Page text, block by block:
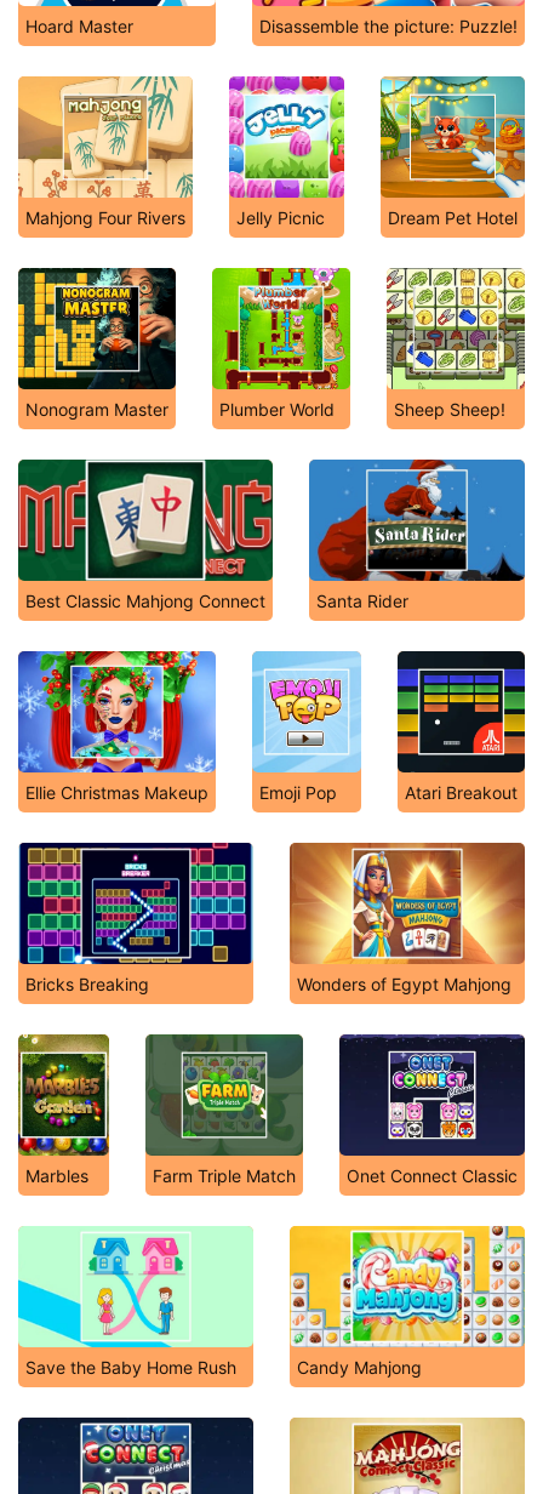
Hoard Master Disassemble the picture: Puzzle!
Mahjong Four Rivers Jelly Picnic Dream Pet Hotel
Nonogram Master Plumber World Sheep Sheep!
Best Classic Mahjong Connect Santa Rider
Ellie Christmas Makeup Emoji Pop Atari Breakout
Bricks Breaking Wonders of Egypt Mahjong
Marbles Farm Triple Match Onet Connect Classic
Save the Baby Home Rush Candy Mahjong